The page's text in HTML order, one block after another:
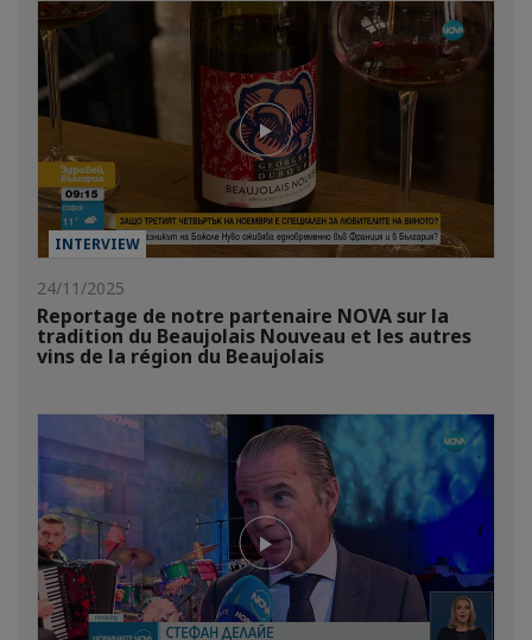
INTERVIEW
24/11/2025
Reportage de notre partenaire NOVA sur la
tradition du Beaujolais Nouveau et les autres
vins de la région du Beaujolais